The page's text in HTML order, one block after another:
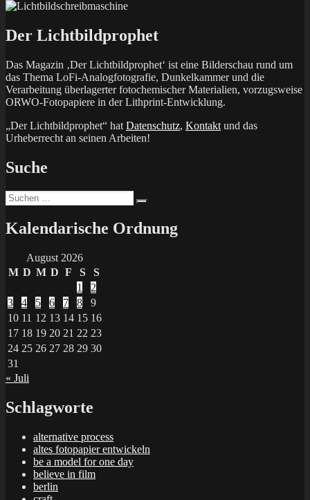
Der Lichtbildprophet
Das Magazin ‚Der Lichtbildprophet‘ ist eine Bilderschau rund um
das Thema LoFi-Analogfotografie, Dunkelkammer und die
Verarbeitung überlagerter fotochemischer Materialien, vorzugsweise
ORWO-Fotopapiere in der Lithprint-Entwicklung.
„Der Lichtbildprophet“ hat Datenschutz, Kontakt und das
Urheberrecht an seinen Arbeiten!
Suche
Suchen
nach:
Kalendarische Ordnung
August 2026
M D M D F S
S
1
2
3
4 5 6 7 8
9
10 11 12 13 14 15 16
17 18 19 20 21 22 23
24 25 26 27 28 29 30
31
« Juli
Schlagworte
alternative process
altes fotopapier entwickeln
be a model for one day
believe in film
berlin